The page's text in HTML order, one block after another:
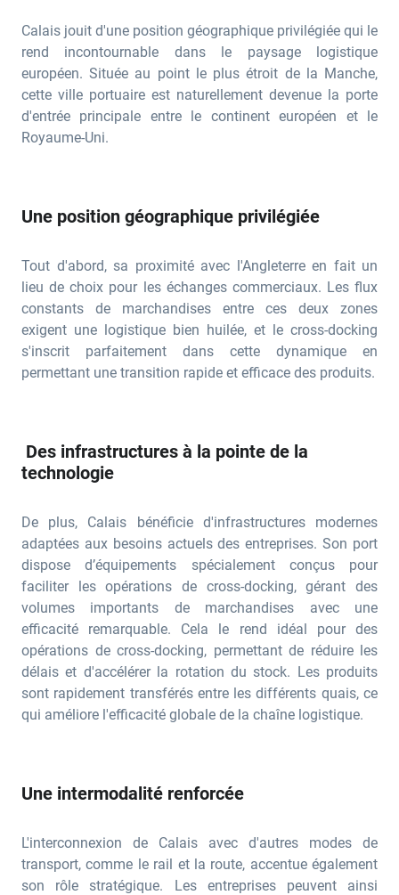
Calais jouit d'une position géographique privilégiée qui le
rend incontournable dans le paysage logistique
européen. Située au point le plus étroit de la Manche,
cette ville portuaire est naturellement devenue la porte
d'entrée principale entre le continent européen et le
Royaume-Uni.
Une position géographique privilégiée
Tout d'abord, sa proximité avec l'Angleterre en fait un
lieu de choix pour les échanges commerciaux. Les flux
constants de marchandises entre ces deux zones
exigent une logistique bien huilée, et le cross-docking
s'inscrit parfaitement dans cette dynamique en
permettant une transition rapide et efficace des produits.
Des infrastructures à la pointe de la
technologie
De plus, Calais bénéficie d'infrastructures modernes
adaptées aux besoins actuels des entreprises. Son port
dispose d’équipements spécialement conçus pour
faciliter les opérations de cross-docking, gérant des
volumes importants de marchandises avec une
efficacité remarquable. Cela le rend idéal pour des
opérations de cross-docking, permettant de réduire les
délais et d'accélérer la rotation du stock. Les produits
sont rapidement transférés entre les différents quais, ce
qui améliore l'efficacité globale de la chaîne logistique.
Une intermodalité renforcée
L'interconnexion de Calais avec d'autres modes de
transport, comme le rail et la route, accentue également
son rôle stratégique. Les entreprises peuvent ainsi